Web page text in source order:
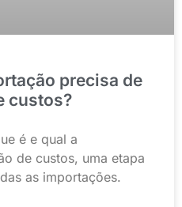
precisa de
custos?
é e qual a
de custos, uma etapa
as importações.